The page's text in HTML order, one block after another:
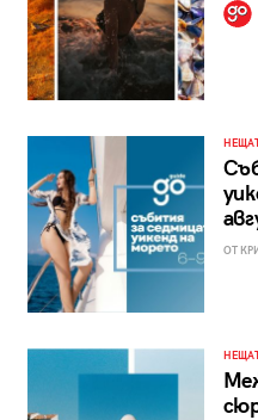
ОТ